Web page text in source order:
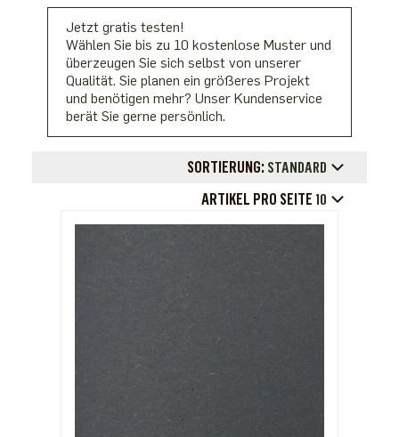
Jetzt gratis testen!
Wählen Sie bis zu 10 kostenlose Muster und
überzeugen Sie sich selbst von unserer
Qualität. Sie planen ein größeres Projekt
und benötigen mehr? Unser Kundenservice
berät Sie gerne persönlich.
SORTIERUNG: STANDARD
ARTIKEL PRO SEITE 10